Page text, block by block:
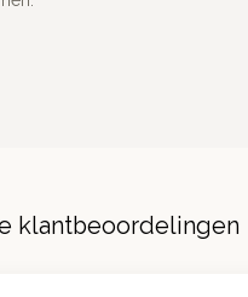
klantbeoordelingen